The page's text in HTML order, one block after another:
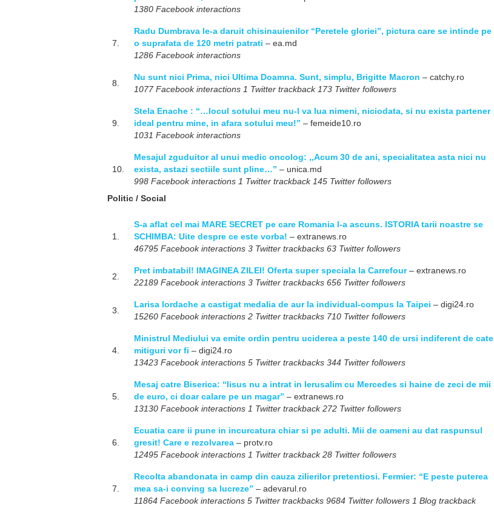
1380 Facebook interactions
7.
Radu Dumbrava le-a daruit chisinauienilor “Peretele gloriei”, pictura care se intinde pe
o suprafata de 120 metri patrati – ea.md
1286 Facebook interactions
8.
Nu sunt nici Prima, nici Ultima Doamna. Sunt, simplu, Brigitte Macron – catchy.ro
1077 Facebook interactions 1 Twitter trackback 173 Twitter followers
9.
Stela Enache : “…locul sotului meu nu-l va lua nimeni, niciodata, si nu exista partener
ideal pentru mine, in afara sotului meu!” – femeide10.ro
1031 Facebook interactions
10.
Mesajul zguduitor al unui medic oncolog: ,,Acum 30 de ani, specialitatea asta nici nu
exista, astazi sectiile sunt pline…” – unica.md
998 Facebook interactions 1 Twitter trackback 145 Twitter followers
Politic / Social
1.
S-a aflat cel mai MARE SECRET pe care Romania l-a ascuns. ISTORIA tarii noastre se
SCHIMBA: Uite despre ce este vorba! – extranews.ro
46795 Facebook interactions 3 Twitter trackbacks 63 Twitter followers
2.
Pret imbatabil! IMAGINEA ZILEI! Oferta super speciala la Carrefour– extranews.ro
22189 Facebook interactions 3 Twitter trackbacks 656 Twitter followers
3.
Larisa Iordache a castigat medalia de aur la individual-compus la Taipei – digi24.ro
15260 Facebook interactions 2 Twitter trackbacks 710 Twitter followers
4.
Ministrul Mediului va emite ordin pentru uciderea a peste 140 de ursi indiferent de cate
mitiguri vor fi – digi24.ro
13423 Facebook interactions 5 Twitter trackbacks 344 Twitter followers
5.
Mesaj catre Biserica: “Iisus nu a intrat in Ierusalim cu Mercedes si haine de zeci de mii
de euro, ci doar calare pe un magar” – extranews.ro
13130 Facebook interactions 1 Twitter trackback 272 Twitter followers
6.
Ecuatia care ii pune in incurcatura chiar si pe adulti. Mii de oameni au dat raspunsul
gresit! Care e rezolvarea – protv.ro
12495 Facebook interactions 1 Twitter trackback 28 Twitter followers
7.
Recolta abandonata in camp din cauza zilierilor pretentiosi. Fermier: “E peste puterea
mea sa-i conving sa lucreze” – adevarul.ro
11864 Facebook interactions 5 Twitter trackbacks 9684 Twitter followers 1 Blog trackback